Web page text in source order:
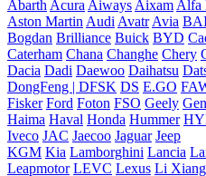
Abarth Acura Aiways Aixam Alfa
Aston Martin Audi Avatr Avia
Bogdan Brilliance Buick BYD
Caterham Chana Changhe Chery
Dacia Dadi Daewoo Daihatsu
DongFeng | DFSK DS E.GO
Fisker Ford Foton FSO Geely
Haima Haval Honda Hummer
Iveco JAC Jaecoo Jaguar Jeep
KGM Kia Lamborghini Lancia
Leapmotor LEVC Lexus Li Xiang